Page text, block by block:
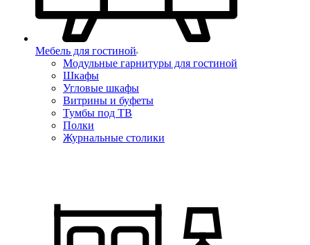
Мебель для гостиной
Модульные гарнитуры для гостиной
Шкафы
Угловые шкафы
Витрины и буфеты
Тумбы под ТВ
Полки
Журнальные столики